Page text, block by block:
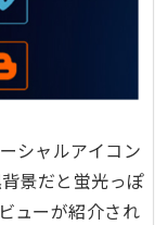
シャルアイコン
景だと蛍光っぽ
ューが紹介され